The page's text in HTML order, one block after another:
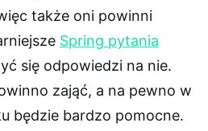
także oni powinni
Spring pytania
się odpowiedzi na nie.
zająć, a na pewno w
będzie bardzo pomocne.